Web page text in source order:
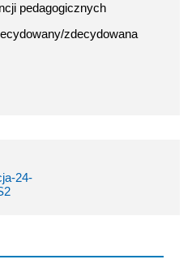
pedagogicznych
zdecydowana
24-